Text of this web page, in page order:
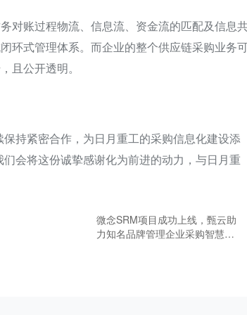
对账过程物流、信息流、资金流的匹配及信息
环式管理体系。而企业的整个供应链采购业务
且公开透明。
持紧密合作，为日月重工的采购信息化建设添
会将这份诚挚感谢化为前进的动力，与日月重
微念SRM项目成功上线，甄云助
力知名品牌管理企业采购智慧化